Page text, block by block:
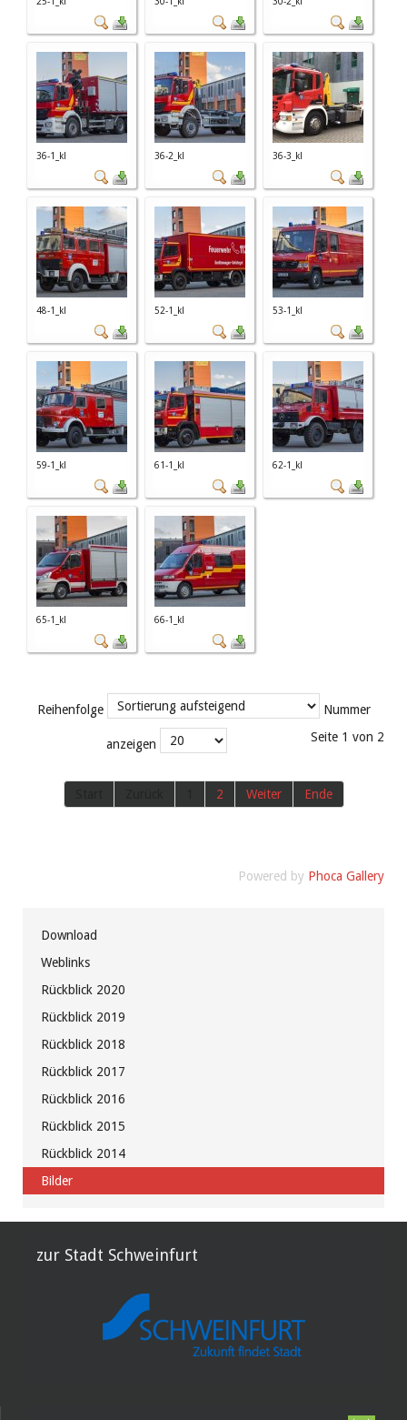
36-1_kl 36-2_kl 36-3_kl
48-1_kl 52-1_kl 53-1_kl
59-1_kl 61-1_kl 62-1_kl
65-1_kl 66-1_kl
Reihenfolge Nummer
anzeigen Seite 1 von 2
2 Weiter Ende
Powered by Phoca Gallery
Download
Weblinks
Rückblick 2020
Rückblick 2019
Rückblick 2018
Rückblick 2017
Rückblick 2016
Rückblick 2015
Rückblick 2014
Bilder
zur Stadt Schweinfurt